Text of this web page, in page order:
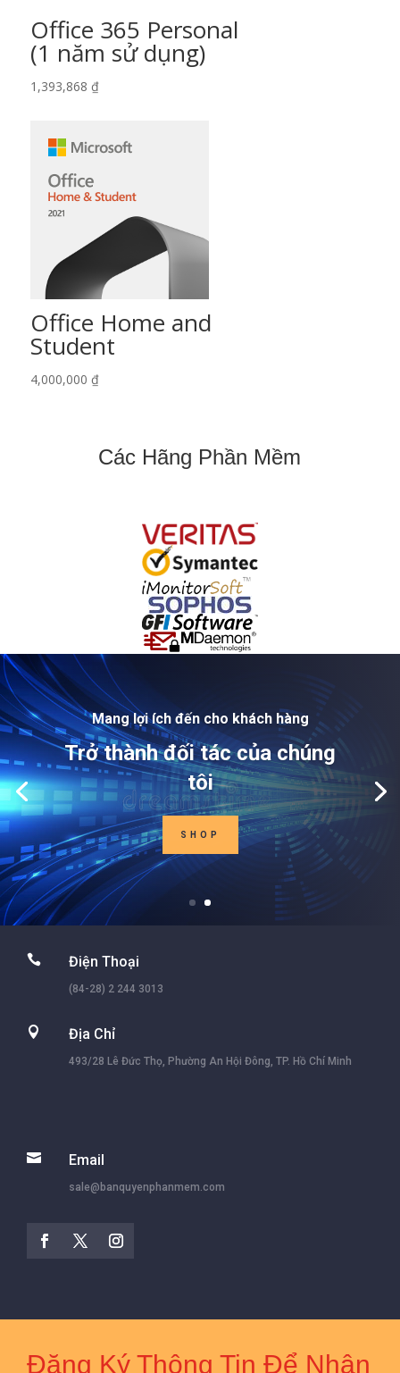
Office 365 Personal
(1 năm sử dụng)
1,393,868 ₫
Office Home and
Student
4,000,000 ₫
Các Hãng Phần Mềm
Mang lợi ích đến cho khách hàng
Trở thành đối tác của chúng
tôi
SHOP
 Điện Thoại
(84-28) 2 244 3013
 Địa Chỉ
493/28 Lê Đức Thọ, Phường An Hội Đông, TP. Hồ Chí Minh
 Email
sale@banquyenphanmem.com
Đăng Ký Thông Tin Để Nhận